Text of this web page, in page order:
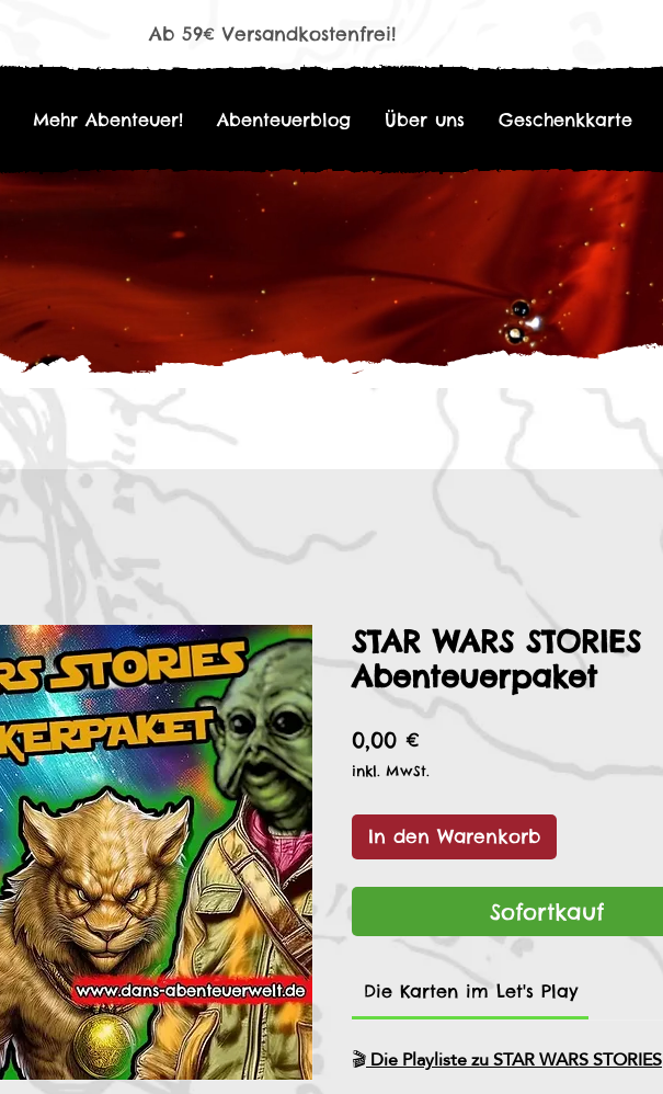
Ab 59€ Versandkostenfrei!
Mehr Abenteuer! Abenteuerblog Über uns Geschenkkarte
STAR WARS STORIES
Abenteuerpaket
0,00 €
inkl. MwSt.
In den Warenkorb
Sofortkauf
Die Karten im Let's Play
🎬Die Playliste zu STAR WARS STORIES